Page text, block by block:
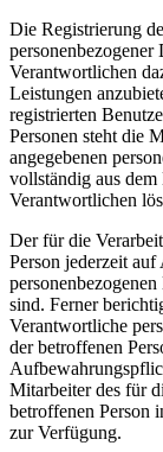
Die Registrierung
Verantwortlichen
Leistungen
registrierten
Personen steht die
angegebenen
vollständig aus dem
Verantwortlichen
Der für die
Person jederzeit
sind. Ferner
Verantwortliche
der betroffenen
Mitarbeiter des für
betroffenen Person
zur Verfügung.